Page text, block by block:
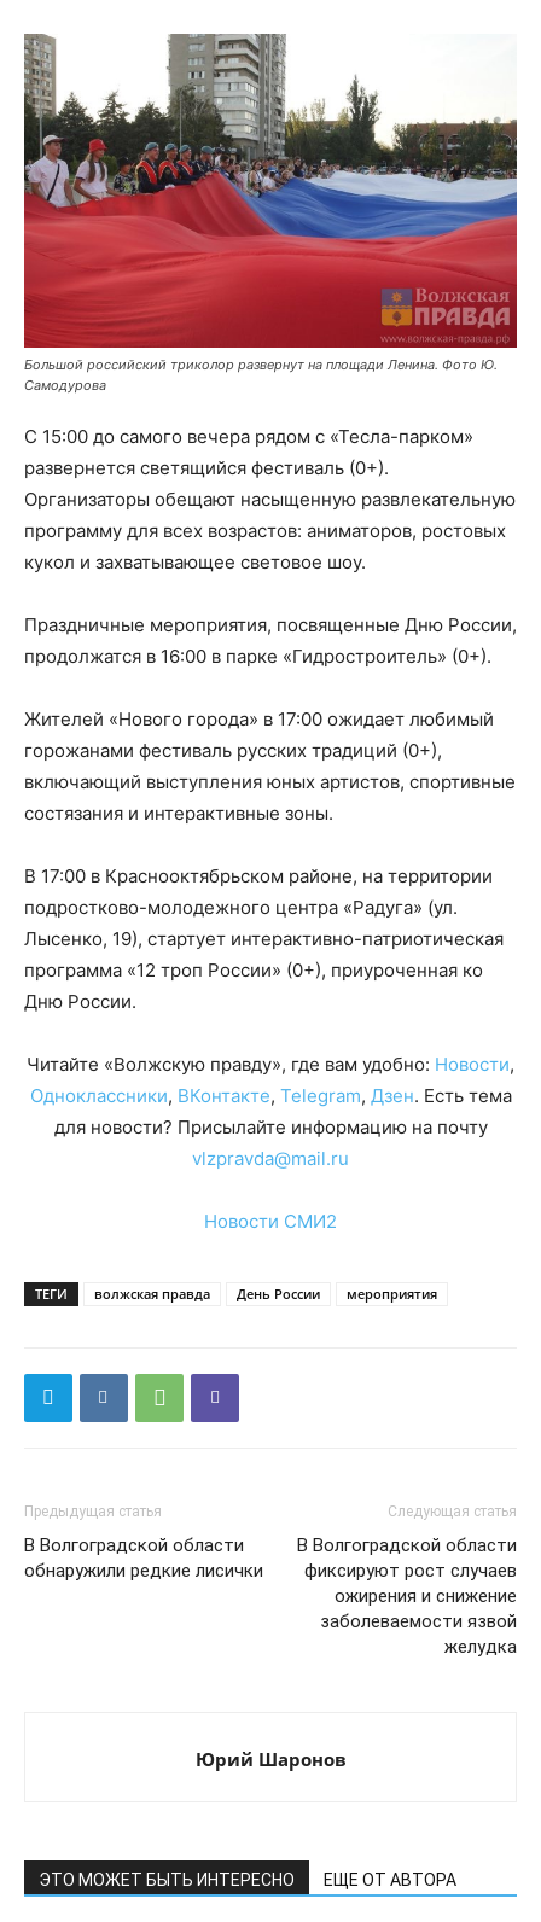
Большой российский триколор развернут на площади Ленина. Фото Ю.
Самодурова
С 15:00 до самого вечера рядом с «Тесла-парком»
развернется светящийся фестиваль (0+).
Организаторы обещают насыщенную развлекательную
программу для всех возрастов: аниматоров, ростовых
кукол и захватывающее световое шоу.
Праздничные мероприятия, посвященные Дню России,
продолжатся в 16:00 в парке «Гидростроитель» (0+).
Жителей «Нового города» в 17:00 ожидает любимый
горожанами фестиваль русских традиций (0+),
включающий выступления юных артистов, спортивные
состязания и интерактивные зоны.
В 17:00 в Краснооктябрьском районе, на территории
подростково-молодежного центра «Радуга» (ул.
Лысенко, 19), стартует интерактивно-патриотическая
программа «12 троп России» (0+), приуроченная ко
Дню России.
Читайте «Волжскую правду», где вам удобно: Новости,
Одноклассники, ВКонтакте, Telegram, Дзен. Есть тема
для новости? Присылайте информацию на почту
vlzpravda@mail.ru
Новости СМИ2
ТЕГИ волжская правда День России мероприятия
Предыдущая статья
В Волгоградской области
обнаружили редкие лисички
Следующая статья
В Волгоградской области
фиксируют рост случаев
ожирения и снижение
заболеваемости язвой
желудка
Юрий Шаронов
ЭТО МОЖЕТ БЫТЬ ИНТЕРЕСНО ЕЩЕ ОТ АВТОРА